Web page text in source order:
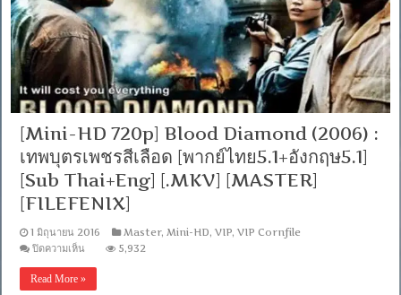
[Mini-HD 720p] Blood Diamond (2006) :
เทพบุตรเพชรสีเลือด [พากย์ไทย5.1+อังกฤษ5.1]
[Sub Thai+Eng] [.MKV] [MASTER]
[FILEFENIX]
1 มิถุนายน 2016 Master,Mini-HD,VIP,VIP Cornfile
ปิดความเห็นบน
720p]
5,932
Read More »